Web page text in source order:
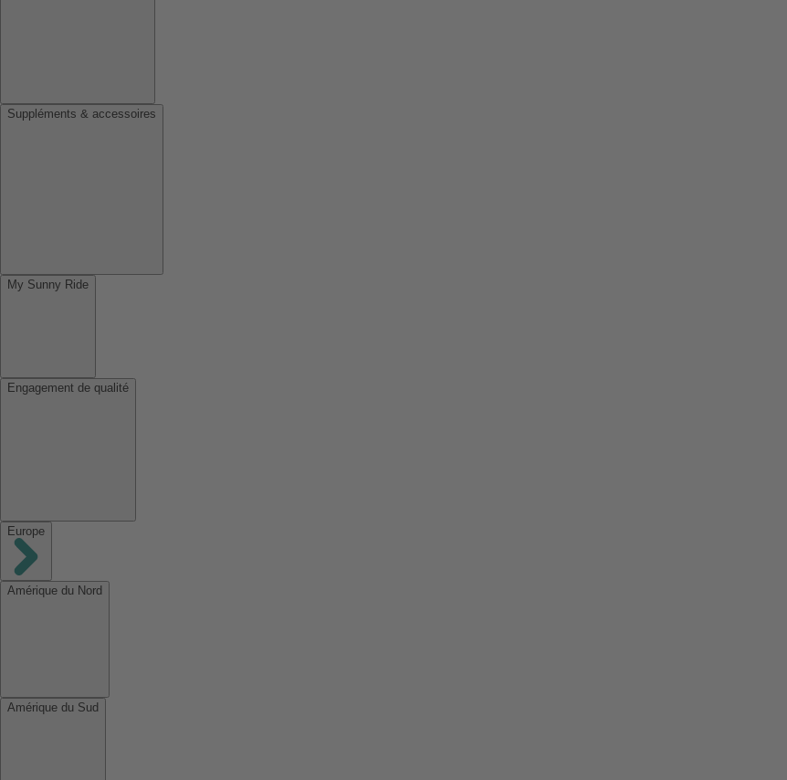
Suppléments & accessoires
My Sunny Ride
Engagement de qualité
Europe
Amérique du Nord
Amérique du Sud